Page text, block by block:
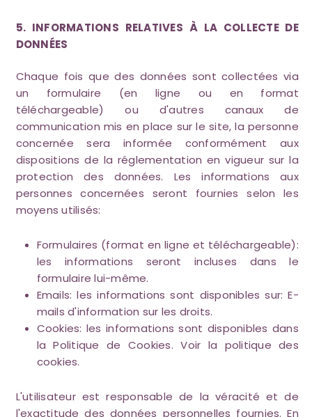
5. INFORMATIONS RELATIVES À LA COLLECTE DE
DONNÉES
Chaque fois que des données sont collectées via
un formulaire (en ligne ou en format
téléchargeable) ou d'autres canaux de
communication mis en place sur le site, la personne
concernée sera informée conformément aux
dispositions de la réglementation en vigueur sur la
protection des données. Les informations aux
personnes concernées seront fournies selon les
moyens utilisés:
Formulaires (format en ligne et téléchargeable):
les informations seront incluses dans le
formulaire lui-même.
Emails: les informations sont disponibles sur: E-
mails d'information sur les droits.
Cookies: les informations sont disponibles dans
la Politique de Cookies. Voir la politique des
cookies.
L'utilisateur est responsable de la véracité et de
l'exactitude des données personnelles fournies. En